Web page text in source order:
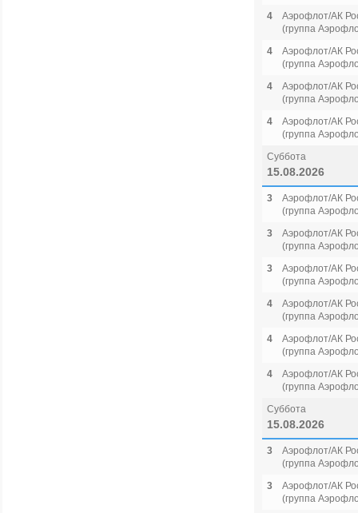
4
Аэрофлот/АК
(группа
4
Аэрофлот/АК
(группа
4
Аэрофлот/АК
(группа
4
Аэрофлот/АК
(группа
Суббота
15.08.2026
3
Аэрофлот/АК
(группа
3
Аэрофлот/АК
(группа
3
Аэрофлот/АК
(группа
4
Аэрофлот/АК
(группа
4
Аэрофлот/АК
(группа
4
Аэрофлот/АК
(группа
Суббота
15.08.2026
3
Аэрофлот/АК
(группа
3
Аэрофлот/АК
(группа